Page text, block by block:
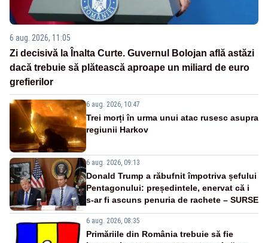
6 aug. 2026, 11:05
Zi decisivă la Înalta Curte. Guvernul Bolojan află astăzi
dacă trebuie să plătească aproape un miliard de euro
grefierilor
6 aug. 2026, 10:47
Trei morți în urma unui atac rusesc asupra
regiunii Harkov
6 aug. 2026, 09:13
Donald Trump a răbufnit împotriva șefului
Pentagonului: președintele, enervat că i
s-ar fi ascuns penuria de rachete – SURSE
6 aug. 2026, 08:35
Primăriile din România trebuie să fie